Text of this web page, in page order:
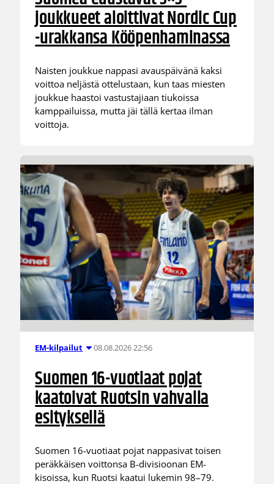
joukkueet aloittivat Nordic Cup
-urakkansa Kööpenhaminassa
Naisten joukkue nappasi avauspäivänä kaksi
voittoa neljästä ottelustaan, kun taas miesten
joukkue haastoi vastustajiaan tiukoissa
kamppailuissa, mutta jäi tällä kertaa ilman
voittoja.
EM-kilpailut 08.08.2026 22:56
Suomen 16-vuotiaat pojat
kaatoivat Ruotsin vahvalla
esityksellä
Suomen 16-vuotiaat pojat nappasivat toisen
peräkkäisen voittonsa B-divisioonan EM-
kisoissa, kun Ruotsi kaatui lukemin 98–79.